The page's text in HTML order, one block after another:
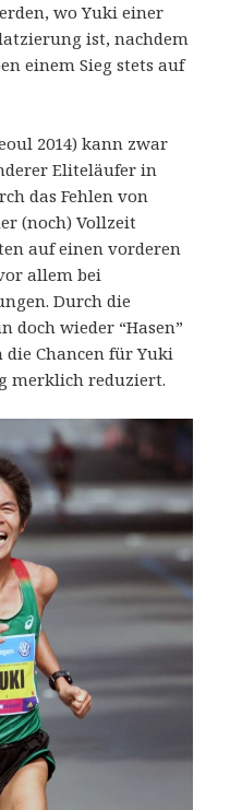
wo Yuki einer
ist, nachdem
einem Sieg stets auf
2014) kann zwar
Eliteläufer in
das Fehlen von
(noch) Vollzeit
auf einen vorderen
allem bei
Durch die
doch wieder “Hasen”
die Chancen für Yuki
merklich reduziert.